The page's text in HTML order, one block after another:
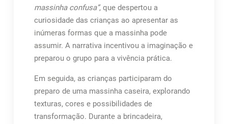
massinha confusa”, que despertou a
curiosidade das crianças ao apresentar as
inúmeras formas que a massinha pode
assumir. A narrativa incentivou a imaginação e
preparou o grupo para a vivência prática.
Em seguida, as crianças participaram do
preparo de uma massinha caseira, explorando
texturas, cores e possibilidades de
transformação. Durante a brincadeira,